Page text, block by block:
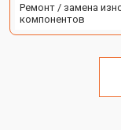
Ремонт / замена
компонентов